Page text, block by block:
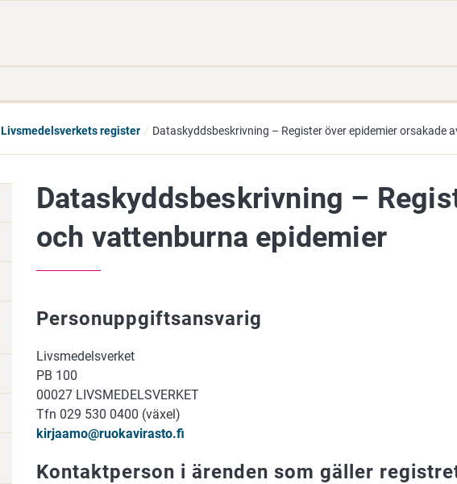
Livsmedelsverkets register Dataskyddsbeskrivning – Register över epidemier orsakade
Dataskyddsbeskrivning –
och vattenburna epidemier
Personuppgiftsansvarig
Livsmedelsverket
PB 100
00027 LIVSMEDELSVERKET
Tfn 029 530 0400 (växel)
kirjaamo@ruokavirasto.fi
Kontaktperson i ärenden som gäller